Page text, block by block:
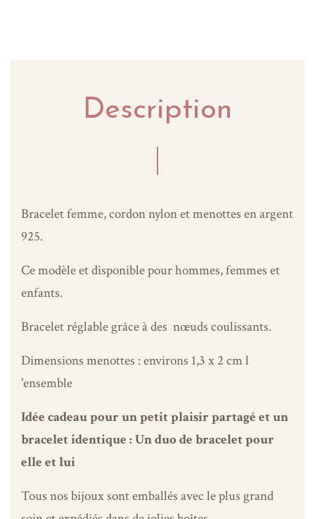
Description
Bracelet femme, cordon nylon et menottes en argent
925.
Ce modèle et disponible pour hommes, femmes et
enfants.
Bracelet réglable grâce à des nœuds coulissants.
Dimensions menottes : environs 1,3 x 2 cm l
'ensemble
Idée cadeau pour un petit plaisir partagé et un
bracelet identique : Un duo de bracelet pour
elle et lui
Tous nos bijoux sont emballés avec le plus grand